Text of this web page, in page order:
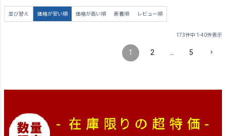
並び替え 価格が安い順 価格が高い順 新着順 レビュー順
173件中 1 -40件表示
1 2 … 5